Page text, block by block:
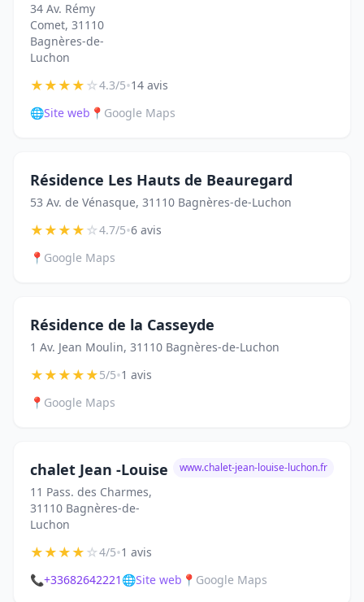
34 Av. Rémy
Comet, 31110
Bagnères-de-
Luchon
★★★★☆4.3/5•14 avis
🌐Site web 📍 Google Maps
Résidence Les Hauts de Beauregard
53 Av. de Vénasque, 31110 Bagnères-de-Luchon
★★★★☆4.7/5•6 avis
📍 Google Maps
Résidence de la Casseyde
1 Av. Jean Moulin, 31110 Bagnères-de-Luchon
★★★★★5/5•1 avis
📍 Google Maps
chalet Jean -Louise
11 Pass. des Charmes,
31110 Bagnères-de-
Luchon
www.chalet-jean-louise-luchon.fr
★★★★☆4/5•1 avis
📞+33682642221 🌐Site web 📍 Google Maps